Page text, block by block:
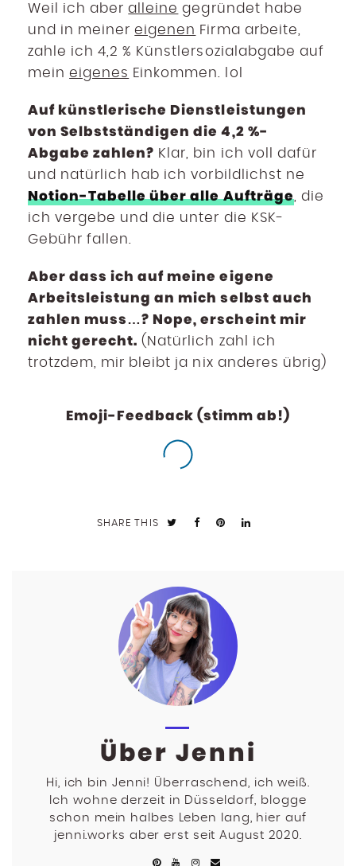
Weil ich aberalleine gegründet habe
und in meinereigenen Firma arbeite,
zahle ich 4,2 % Künstlersozialabgabe auf
meineigenes Einkommen. lol
Auf künstlerische Dienstleistungen
von Selbstständigen die 4,2 %-
Abgabe zahlen? Klar, bin ich voll dafür
und natürlich hab ich vorbildlichst ne
Notion-Tabelle über alle Aufträge, die
ich vergebe und die unter die KSK-
Gebühr fallen.
Aber dass ich auf meine eigene
Arbeitsleistung an mich selbst auch
zahlen muss…? Nope, erscheint mir
nicht gerecht. (Natürlich zahl ich
trotzdem, mir bleibt ja nix anderes übrig)
Emoji-Feedback (stimm ab!)
SHARE THIS
Über Jenni
Hi, ich bin Jenni! Überraschend, ich weiß.
Ich wohne derzeit in Düsseldorf, blogge
schon mein halbes Leben lang, hier auf
jenni.works aber erst seit August 2020.